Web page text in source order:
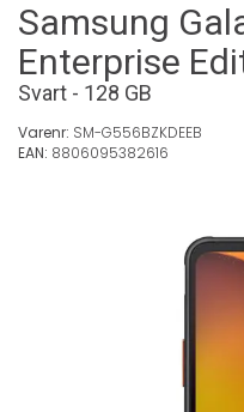
Samsung
Enterprise
Svart - 128 GB
Varenr: SM-G556BZKDEEB
EAN: 8806095382616